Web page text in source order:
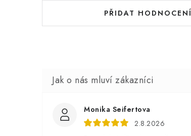
PŘIDAT HODNOCENÍ
Monika Seifertova
2.8.2026